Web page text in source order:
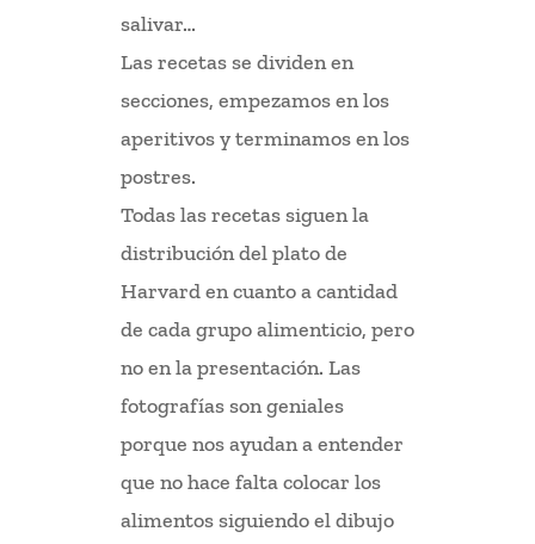
salivar…
Las recetas se dividen en
secciones, empezamos en los
aperitivos y terminamos en los
postres.
Todas las recetas siguen la
distribución del plato de
Harvard en cuanto a cantidad
de cada grupo alimenticio, pero
no en la presentación. Las
fotografías son geniales
porque nos ayudan a entender
que no hace falta colocar los
alimentos siguiendo el dibujo